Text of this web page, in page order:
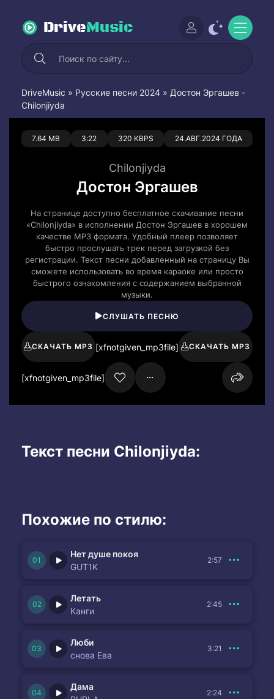
DriveMusic
DriveMusic » Русские песни 2024 » Достон Эргашев -
Chilonjiyda
7.64 MB 3:22 320 KBPS 24.АВГ.2024 ГОДА
0 0
Chilonjiyda
Достон Эргашев
На странице доступно бесплатное скачивание песни
«Chilonjiyda» в исполнении Достон Эргашев в хорошем
качестве MP3 формата. Удобный плеер позволяет
быстро прослушать трек перед загрузкой без
регистрации. Текст песни добавленный на страницу Вы
сможете использовать во время караоке или просто
быстрого ознакомления с содержанием выбранной
музыки.
СЛУШАТЬ ПЕСНЮ
СКАЧАТЬ MP3 [xfnotgiven_mp3file] СКАЧАТЬ MP3
[xfnotgiven_mp3file]
Текст песни Chilonjiyda:
Похожие по стилю:
Нет душе покоя
GUT1K
2:57
Летать
Канги
2:45
Люби
снова Ева
3:21
Дама
2:24